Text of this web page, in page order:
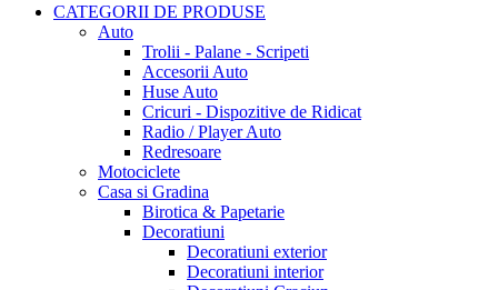
CATEGORII DE PRODUSE
Auto
Trolii - Palane - Scripeti
Accesorii Auto
Huse Auto
Cricuri - Dispozitive de Ridicat
Radio / Player Auto
Redresoare
Motociclete
Casa si Gradina
Birotica & Papetarie
Decoratiuni
Decoratiuni exterior
Decoratiuni interior